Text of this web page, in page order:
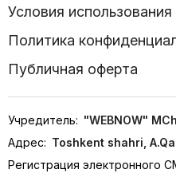
Условия использования
Политика
Публичная оферта
Учредитель: "WEBNOW"
Адрес: Toshkent shahri,
Регистрация электронного